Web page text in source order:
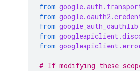
from
from
from
from
from
# If modifying these